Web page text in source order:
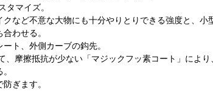
タマイズ。
など不意な大物にも十分やりとりできる強度と、小
わせる。
ト、外側カーブの鈎先。
、摩擦抵抗が少ない「マジックフッ素コート」により
ぎます。